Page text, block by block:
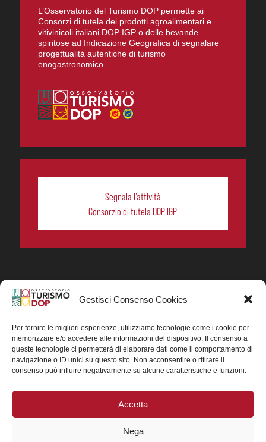
Gestisci Consenso Cookies
Per fornire le migliori esperienze, utilizziamo tecnologie come i cookie per
memorizzare e/o accedere alle informazioni del dispositivo. Il consenso a
queste tecnologie ci permetterà di elaborare dati come il comportamento di
navigazione o ID unici su questo sito. Non acconsentire o ritirare il
consenso può influire negativamente su alcune caratteristiche e funzioni.
Accetta
Nega
L’Osservatorio del Turismo DOP permette ai
Consorzi di tutela dei prodotti agroalimentari e
vitivinicoli italiani DOP IGP o delle bevande
spiritose ad Indicazione Geografica di segnalare
progettualità autentiche di turismo
enogastronomico.
Segnala l’attività
Consorzio di tutela DOP IGP
In collaborazione ORIGIN ITALIA.
del turismo enogastronomico dei prodotti DOP IGP
italiani.
Concessione contributo MASAF DM n. 0311719 del
15/06/2023
Concessione contributo MASAF, DM n. 0016662 del
15/01/2025 (CUP J88H24002560007)